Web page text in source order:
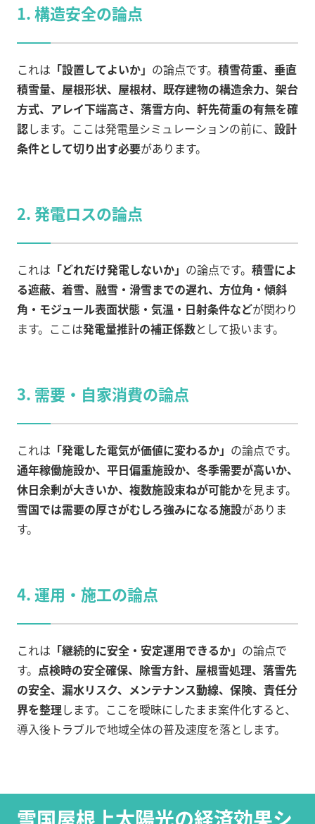
1. 構造安全の論点
これは 「設置してよいか」 の論点です。 積雪荷重、垂直
積雪量、屋根形状、屋根材、既存建物の構造余力、架台
方式、アレイ下端高さ、落雪方向、軒先荷重の有無を確
認します。ここは発電量シミュレーションの前に、 設計
条件として切り出す必要があります。
2. 発電ロスの論点
これは 「どれだけ発電しないか」 の論点です。 積雪によ
る遮蔽、着雪、融雪・滑雪までの遅れ、方位角・傾斜
角・モジュール表面状態・気温・日射条件などが関わり
ます。ここは発電量推計の補正係数として扱います。
3. 需要・自家消費の論点
これは 「発電した電気が価値に変わるか」 の論点です。
通年稼働施設か、平日偏重施設か、冬季需要が高いか、
休日余剰が大きいか、複数施設束ねが可能かを見ます。
雪国では需要の厚さがむしろ強みになる施設がありま
す。
4. 運用・施工の論点
これは 「継続的に安全・安定運用できるか」 の論点で
す。 点検時の安全確保、除雪方針、屋根雪処理、落雪先
の安全、漏水リスク、メンテナンス動線、保険、責任分
界を整理します。ここを曖昧にしたまま案件化すると、
導入後トラブルで地域全体の普及速度を落とします。
雪国屋根上太陽光の経済効果シ